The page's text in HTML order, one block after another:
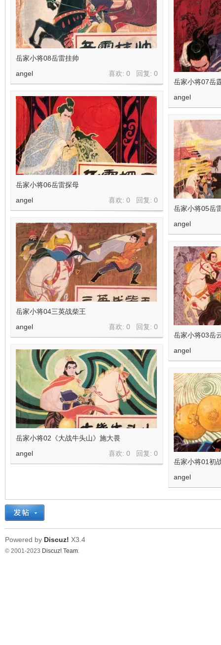
岳家小将08岳雷挂帅
喜欢: 0 回复: 0
angel
岳家小将07岳
angel
岳家小将06岳雷探母
喜欢: 0 回复: 0
angel
岳家小将05岳
angel
岳家小将04三英战柴王
喜欢: 0 回复: 0
angel
岳家小将03岳
angel
岳家小将02《大战牛头山》施大畏
喜欢: 0 回复: 0
angel
岳家小将01初
angel
Powered by Discuz! X3.4
© 2001-2023 Discuz! Team.